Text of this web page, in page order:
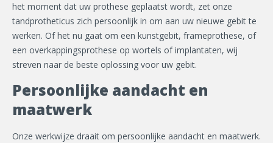
het moment dat uw prothese geplaatst wordt, zet onze
tandprotheticus zich persoonlijk in om aan uw nieuwe gebit te
werken. Of het nu gaat om een kunstgebit, frameprothese, of
een overkappingsprothese op wortels of implantaten, wij
streven naar de beste oplossing voor uw gebit.
Persoonlijke aandacht en
maatwerk
Onze werkwijze draait om persoonlijke aandacht en maatwerk.